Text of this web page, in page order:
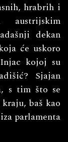
hrabrih i
dekan
će uskoro
kojoj su
Sjajan
s tim što se
baš kao
parlamenta